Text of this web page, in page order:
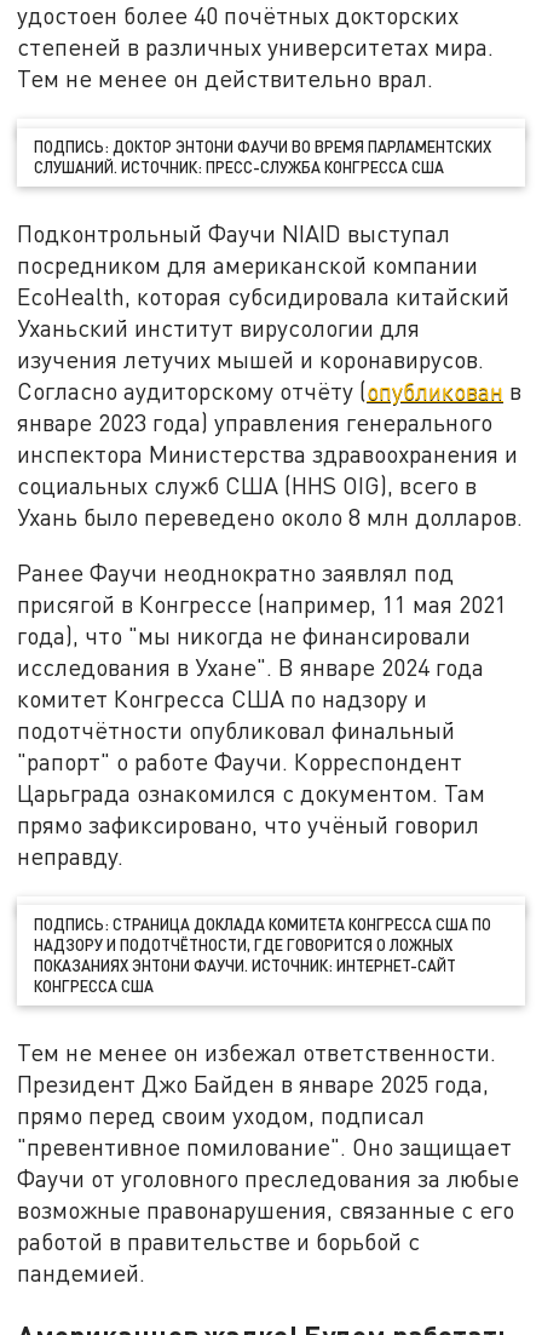
удостоен более 40 почётных докторских
степеней в различных университетах мира.
Тем не менее он действительно врал.
ПОДПИСЬ: ДОКТОР ЭНТОНИ ФАУЧИ ВО ВРЕМЯ ПАРЛАМЕНТСКИХ
СЛУШАНИЙ. ИСТОЧНИК: ПРЕСС-СЛУЖБА КОНГРЕССА США
Подконтрольный Фаучи NIAID выступал
посредником для американской компании
EcoHealth, которая субсидировала китайский
Уханьский институт вирусологии для
изучения летучих мышей и коронавирусов.
Согласно аудиторскому отчёту (опубликован в
январе 2023 года) управления генерального
инспектора Министерства здравоохранения и
социальных служб США (HHS OIG), всего в
Ухань было переведено около 8 млн долларов.
Ранее Фаучи неоднократно заявлял под
присягой в Конгрессе (например, 11 мая 2021
года), что "мы никогда не финансировали
исследования в Ухане". В январе 2024 года
комитет Конгресса США по надзору и
подотчётности опубликовал финальный
"рапорт" о работе Фаучи. Корреспондент
Царьграда ознакомился с документом. Там
прямо зафиксировано, что учёный говорил
неправду.
ПОДПИСЬ: СТРАНИЦА ДОКЛАДА КОМИТЕТА КОНГРЕССА США ПО
НАДЗОРУ И ПОДОТЧЁТНОСТИ, ГДЕ ГОВОРИТСЯ О ЛОЖНЫХ
ПОКАЗАНИЯХ ЭНТОНИ ФАУЧИ. ИСТОЧНИК: ИНТЕРНЕТ-САЙТ
КОНГРЕССА США
Тем не менее он избежал ответственности.
Президент Джо Байден в январе 2025 года,
прямо перед своим уходом, подписал
"превентивное помилование". Оно защищает
Фаучи от уголовного преследования за любые
возможные правонарушения, связанные с его
работой в правительстве и борьбой с
пандемией.